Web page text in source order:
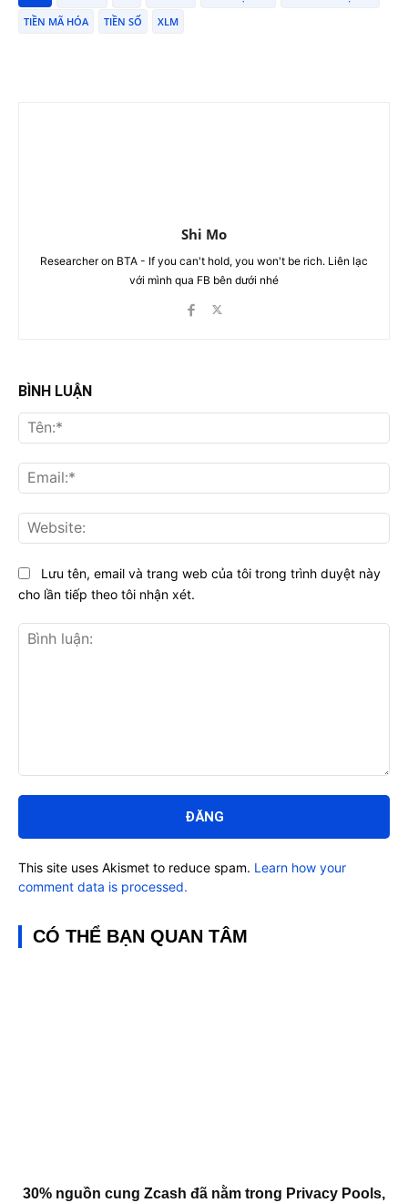
TIỀN MÃ HÓA
TIỀN SỐ XLM
Shi Mo
Researcher on BTA - If you can't hold, you won't be rich. Liên lạc
với mình qua FB bên dưới nhé
BÌNH LUẬN
luận:
Lưu tên, email và trang web của tôi trong trình duyệt này
cho lần tiếp theo tôi nhận xét.
This site uses Akismet to reduce spam. Learn how your
comment data is processed.
CÓ THỂ BẠN QUAN TÂM
30% nguồn cung Zcash đã nằm trong Privacy Pools,